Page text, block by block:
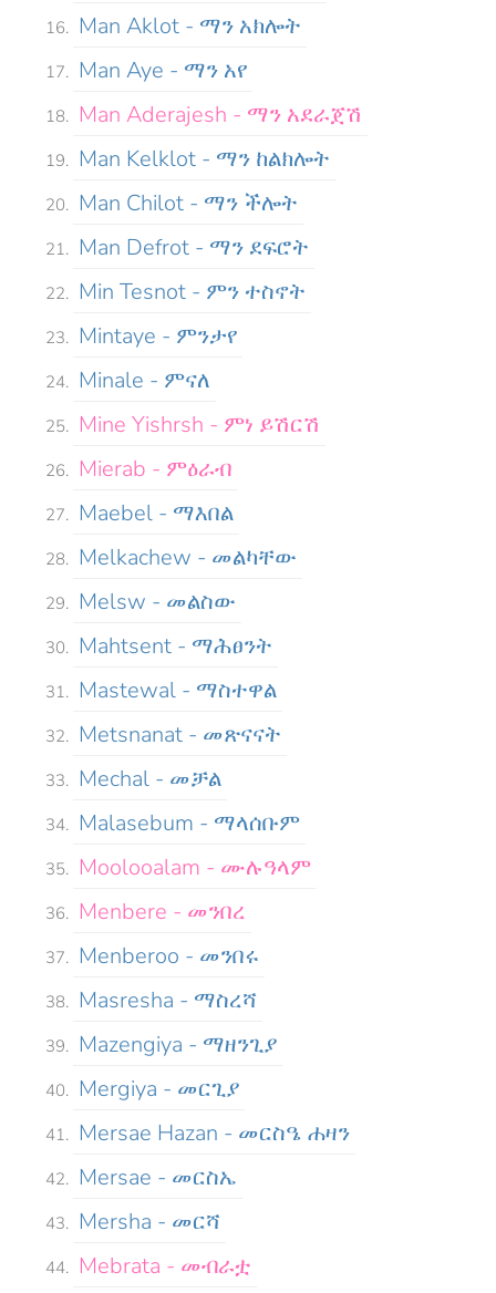
Man Aklot - ማን አክሎት
Man Aye - ማን አየ
Man Aderajesh - ማን አደራጀሽ
Man Kelklot - ማን ከልክሎት
Man Chilot - ማን ችሎት
Man Defrot - ማን ደፍሮት
Min Tesnot - ምን ተስኖት
Mintaye - ምንታየ
Minale - ምናለ
Mine Yishrsh - ምነ ይሽርሽ
Mierab - ምዕራብ
Maebel - ማእበል
Melkachew - መልካቸው
Melsw - መልስው
Mahtsent - ማሕፀንት
Mastewal - ማስተዋል
Metsnanat - መጽናናት
Mechal - መቻል
Malasebum - ማላሰቡም
Moolooalam - ሙሉዓላም
Menbere - መንበረ
Menberoo - መንበሩ
Masresha - ማስረሻ
Mazengiya - ማዘንጊያ
Mergiya - መርጊያ
Mersae Hazan - መርስዔ ሐዛን
Mersae - መርስኤ
Mersha - መርሻ
Mebrata - መብራቷ